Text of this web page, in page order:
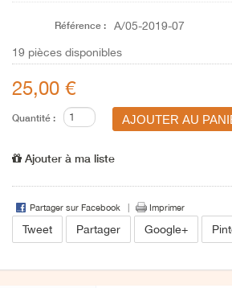
Référence : A/05-2019-07
19 pièces disponibles
25,00 €
Quantité :
Ajouter à ma liste
Partager sur Facebook Imprimer
Tweet Partager Google+